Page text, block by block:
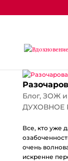
Блог, ЗОЖ
ДУХОВНОЕ
Все, кто уже
очень
искренне